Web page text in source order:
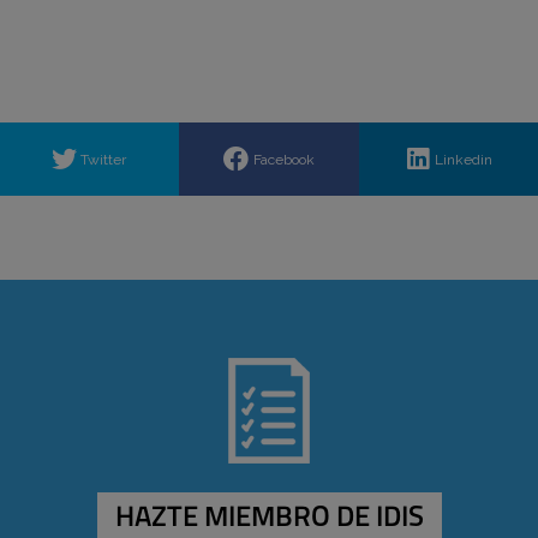
Twitter Facebook Linkedin
HAZTE MIEMBRO DE IDIS